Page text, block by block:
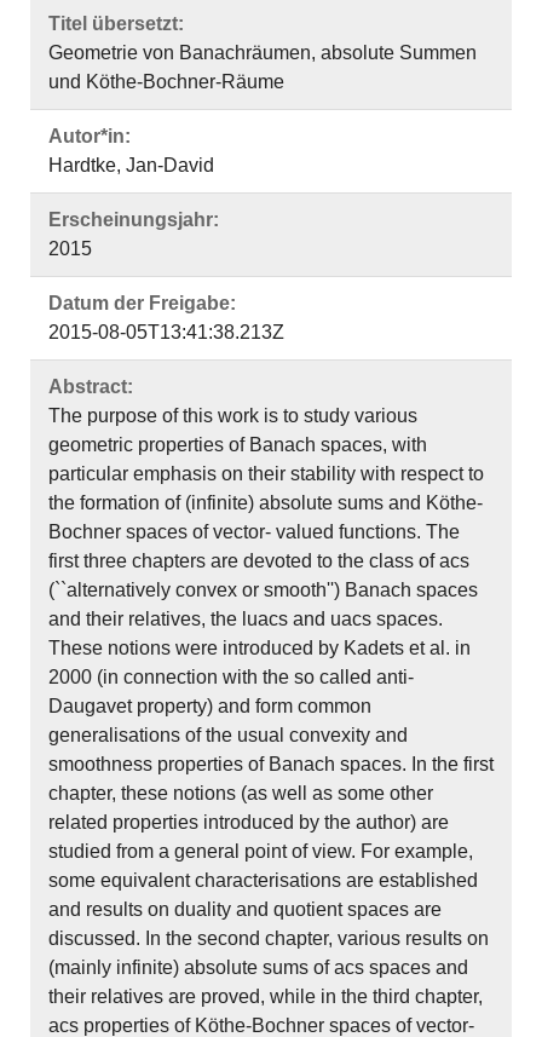
Titel übersetzt:
Geometrie von Banachräumen, absolute Summen
und Köthe-Bochner-Räume
Autor*in:
Hardtke, Jan-David
Erscheinungsjahr:
2015
Datum der Freigabe:
2015-08-05T13:41:38.213Z
Abstract:
The purpose of this work is to study various
geometric properties of Banach spaces, with
particular emphasis on their stability with respect to
the formation of (infinite) absolute sums and Köthe-
Bochner spaces of vector- valued functions. The
first three chapters are devoted to the class of acs
(``alternatively convex or smooth'') Banach spaces
and their relatives, the luacs and uacs spaces.
These notions were introduced by Kadets et al. in
2000 (in connection with the so called anti-
Daugavet property) and form common
generalisations of the usual convexity and
smoothness properties of Banach spaces. In the first
chapter, these notions (as well as some other
related properties introduced by the author) are
studied from a general point of view. For example,
some equivalent characterisations are established
and results on duality and quotient spaces are
discussed. In the second chapter, various results on
(mainly infinite) absolute sums of acs spaces and
their relatives are proved, while in the third chapter,
acs properties of Köthe-Bochner spaces of vector-